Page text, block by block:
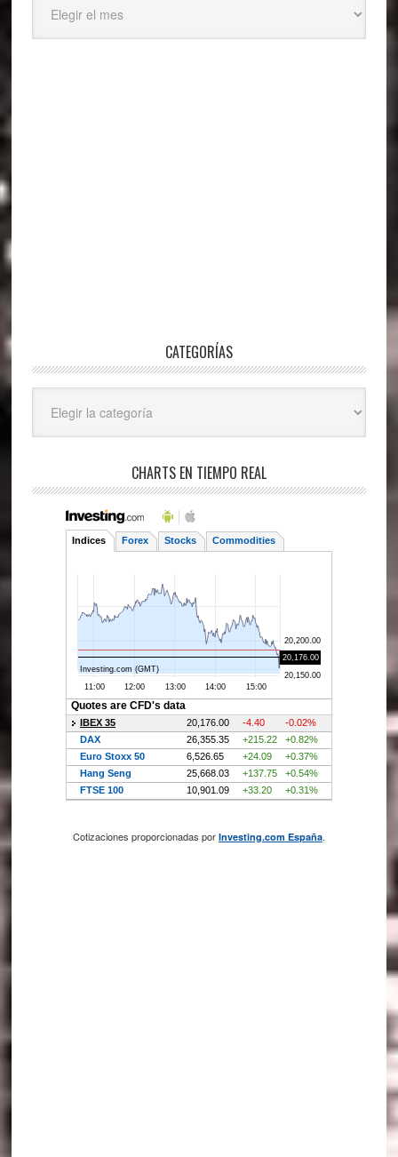
CATEGORÍAS
CHARTS EN TIEMPO REAL
Cotizaciones proporcionadas por Investing.com España.